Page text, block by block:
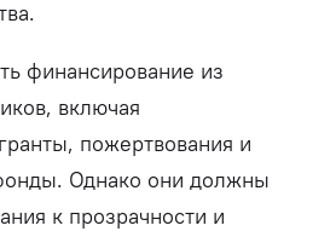
финансирование из
включая
пожертвования и
Однако они должны
к прозрачности и